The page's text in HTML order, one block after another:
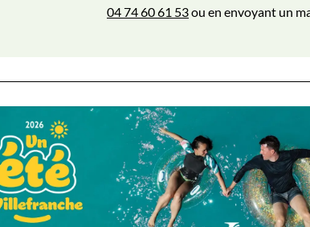
04 74 60 61 53ou en envoyant un